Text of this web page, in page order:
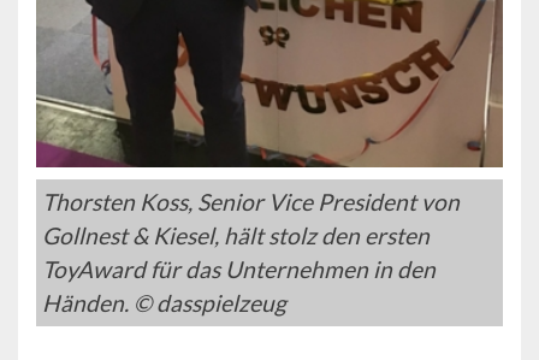
Thorsten Koss, Senior Vice President von
Gollnest & Kiesel, hält stolz den ersten
ToyAward für das Unternehmen in den
Händen. © dasspielzeug